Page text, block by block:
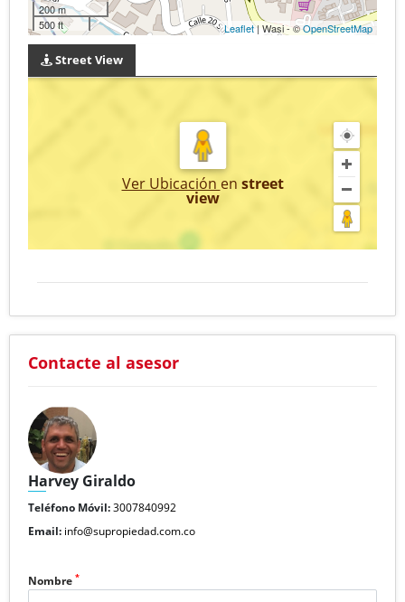
200 m
500 ft
Leaflet| Wasi - ©OpenStreetMap
Street View
Ver Ubicación en street
view
Contacte al asesor
Harvey Giraldo
Teléfono Móvil:3007840992
Email: info@supropiedad.com.co
Nombre *